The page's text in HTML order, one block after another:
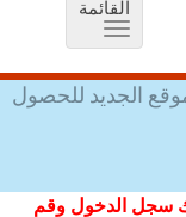
القائمة
Toggle
الجديد للحصول
سجل الدخول وقم